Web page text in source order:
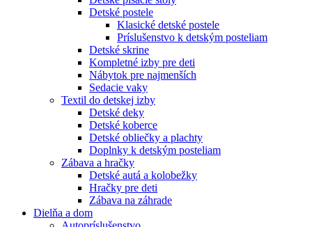
Detské postele
Klasické detské postele
Príslušenstvo k detským posteliam
Detské skrine
Kompletné izby pre deti
Nábytok pre najmenších
Sedacie vaky
Textil do detskej izby
Detské deky
Detské koberce
Detské obliečky a plachty
Doplnky k detským posteliam
Zábava a hračky
Detské autá a kolobežky
Hračky pre deti
Zábava na záhrade
Dielňa a dom